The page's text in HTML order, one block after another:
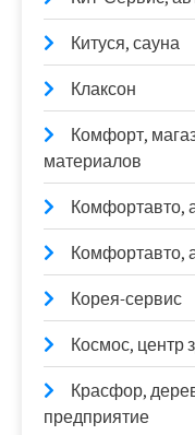
Китуся, сауна
Клаксон
Комфорт,
материалов
Комфортавто,
Комфортавто,
Корея-сервис
Космос, центр
Красфор,
предприятие